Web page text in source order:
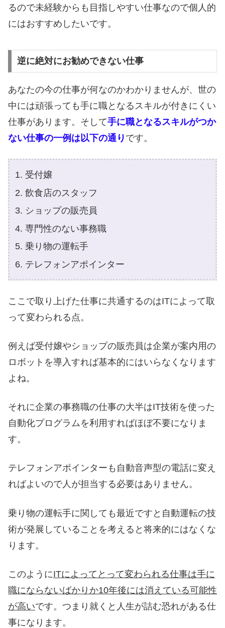
るので未経験からも目指しやすい仕事なので個人的
にはおすすめしたいです。
逆に絶対にお勧めできない仕事
あなたの今の仕事が何なのかわかりませんが、世の
中には頑張っても手に職となるスキルが付きにくい
仕事があります。そして手に職となるスキルがつか
ない仕事の一例は以下の通り です。
受付嬢
飲食店のスタッフ
ショップの販売員
専門性のない事務職
乗り物の運転手
テレフォンアポインター
ここで取り上げた仕事に共通するのはITによって取
って変わられる点。
例えば受付嬢やショップの販売員は企業が案内用の
ロボットを導入すれば基本的にはいらなくなります
よね。
それに企業の事務職の仕事の大半はIT技術を使った
自動化プログラムを利用すればほぼ不要になりま
す。
テレフォンアポインターも自動音声型の電話に変え
ればよいので人が担当する必要はありません。
乗り物の運転手に関しても最近ですと自動運転の技
術が発展していることを考えると将来的にはなくな
ります。
このようにITによってとって変わられる仕事は手に
職にならないばかりか10年後には消えている可能性
が高いです。つまり就くと人生が詰む恐れがある仕
事になります。